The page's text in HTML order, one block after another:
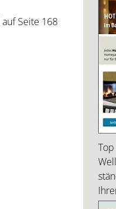
auf Seite 168